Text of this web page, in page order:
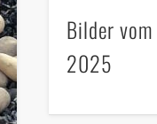
Bilder
2025